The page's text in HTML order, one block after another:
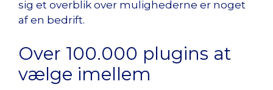
sig et overblik over mulighederne er noget
af en bedrift.
Over 100.000 plugins at
vælge imellem